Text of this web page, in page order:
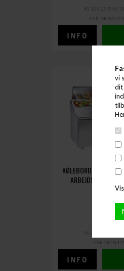
vi
dit
FRE-MGN3-
KØLEBORD 4 LÅGER
ARBEJDSPLADS
(EXCL.
FRE-MPN4-